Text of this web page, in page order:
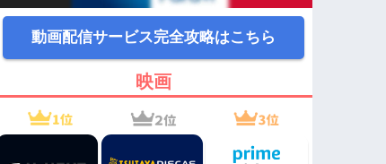
動画配信サービス完全攻略はこちら
映画